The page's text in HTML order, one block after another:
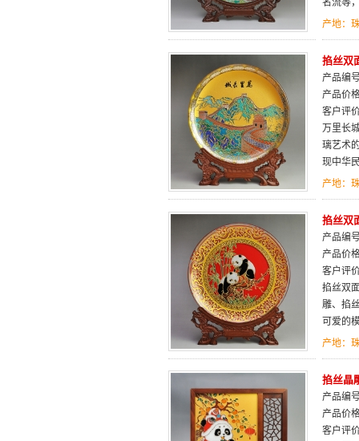
名流等
产地：
掐丝双
产品编
产品价
客户评
万里长
璃艺术
现中华
产地：
掐丝双
产品编
产品价
客户评
掐丝双
雕、掐
可爱的
产地：
掐丝晶
产品编
产品价
客户评